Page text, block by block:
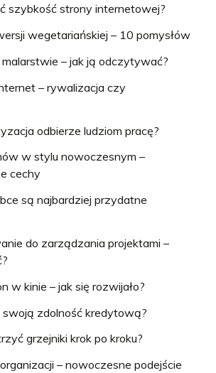
szybkość strony internetowej?
wegetariańskiej – 10 pomysłów
– jak ją odczytywać?
– rywalizacja czy
odbierze ludziom pracę?
w stylu nowoczesnym –
cechy
są najbardziej przydatne
do zarządzania projektami –
w kinie – jak się rozwijało?
swoją zdolność kredytową?
grzejniki krok po kroku?
– nowoczesne podejście